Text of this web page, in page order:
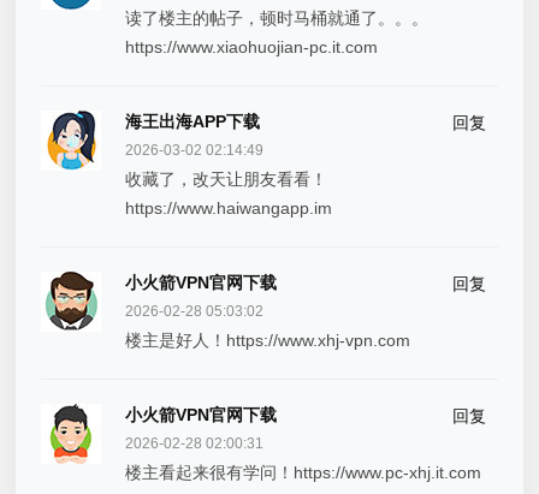
读了楼主的帖子，顿时马桶就通了。。。
https://www.xiaohuojian-pc.it.com
海王出海APP下载 回复
2026-03-02 02:14:49
收藏了，改天让朋友看看！
https://www.haiwangapp.im
小火箭VPN官网下载 回复
2026-02-28 05:03:02
楼主是好人！https://www.xhj-vpn.com
小火箭VPN官网下载 回复
2026-02-28 02:00:31
楼主看起来很有学问！https://www.pc-xhj.it.com